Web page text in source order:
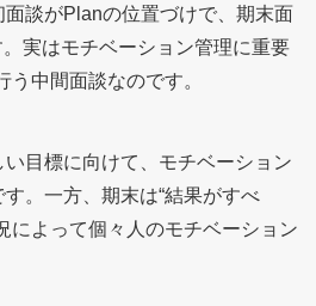
談がPlanの位置づけで、期末面
実はモチベーション管理に重要
中間面談なのです。
目標に向けて、モチベーション
。一方、期末は“結果がすべ
によって個々人のモチベーション